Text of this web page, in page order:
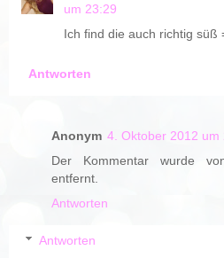
um 23:29
Ich find die auch richtig süß
Antworten
Anonym 4. Oktober 2012 um
Der Kommentar wurde
entfernt.
Antworten
Antworten